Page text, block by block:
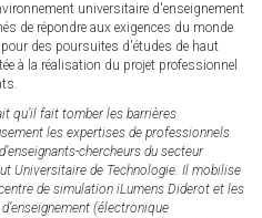
universitaire d'enseignement
de répondre aux exigences du monde
des poursuites d'études de haut
à la réalisation du projet professionnel
qu’il fait tomber les barrières
les expertises de professionnels
chercheurs du secteur
Universitaire de Technologie. Il mobilise
de simulation iLumens Diderot et les
(électronique